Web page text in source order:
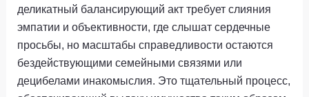
деликатный балансирующий акт требует слияния
эмпатии и объективности, где слышат сердечные
просьбы, но масштабы справедливости остаются
бездействующими семейными связями или
децибелами инакомыслия. Это тщательный процесс,